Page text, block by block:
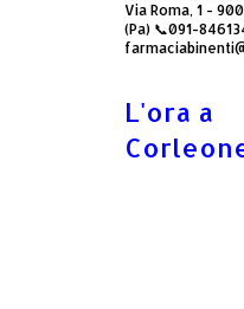
Via Roma, 1 -
(Pa) 📞091-
L'ora a